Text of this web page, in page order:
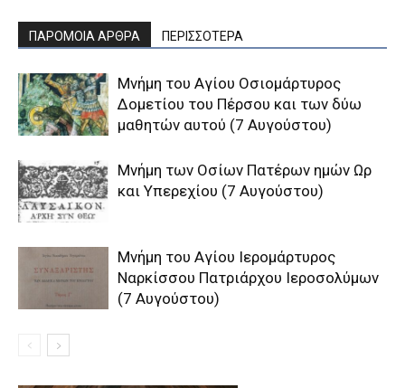
ΠΑΡΟΜΟΙΑ ΑΡΘΡΑ ΠΕΡΙΣΣΟΤΕΡΑ
Μνήμη του Aγίου Oσιομάρτυρος
Δομετίου του Πέρσου και των δύω
μαθητών αυτού (7 Αυγούστου)
Μνήμη των Οσίων Πατέρων ημών Ωρ
και Υπερεχίου (7 Αυγούστου)
Μνήμη του Aγίου Ιερομάρτυρος
Ναρκίσσου Πατριάρχου Ιεροσολύμων
(7 Αυγούστου)